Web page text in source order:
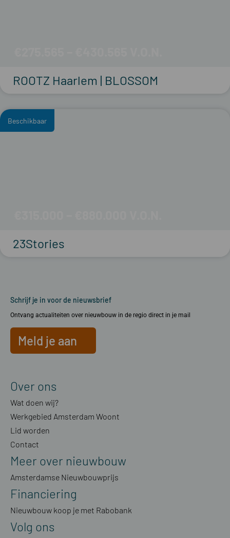
ROOTZ Haarlem | BLOSSOM
Beschikbaar
23Stories
Schrijf je in voor de nieuwsbrief
Ontvang actualiteiten over nieuwbouw in de regio direct in je mail
Meld je aan
Over ons
Wat doen wij?
Werkgebied Amsterdam Woont
Lid worden
Contact
Meer over nieuwbouw
Amsterdamse Nieuwbouwprijs
Financiering
Nieuwbouw koop je met Rabobank
Volg ons